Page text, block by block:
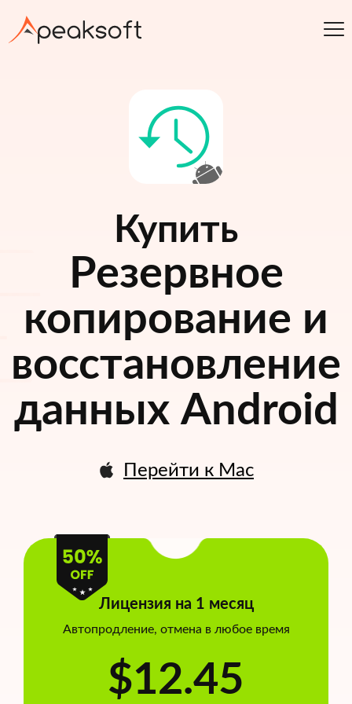
Купить
Резервное
копирование и
восстановление
данных Android
Перейти к Mac
Лицензия на 1 месяц
Автопродление, отмена в любое время
$12.45